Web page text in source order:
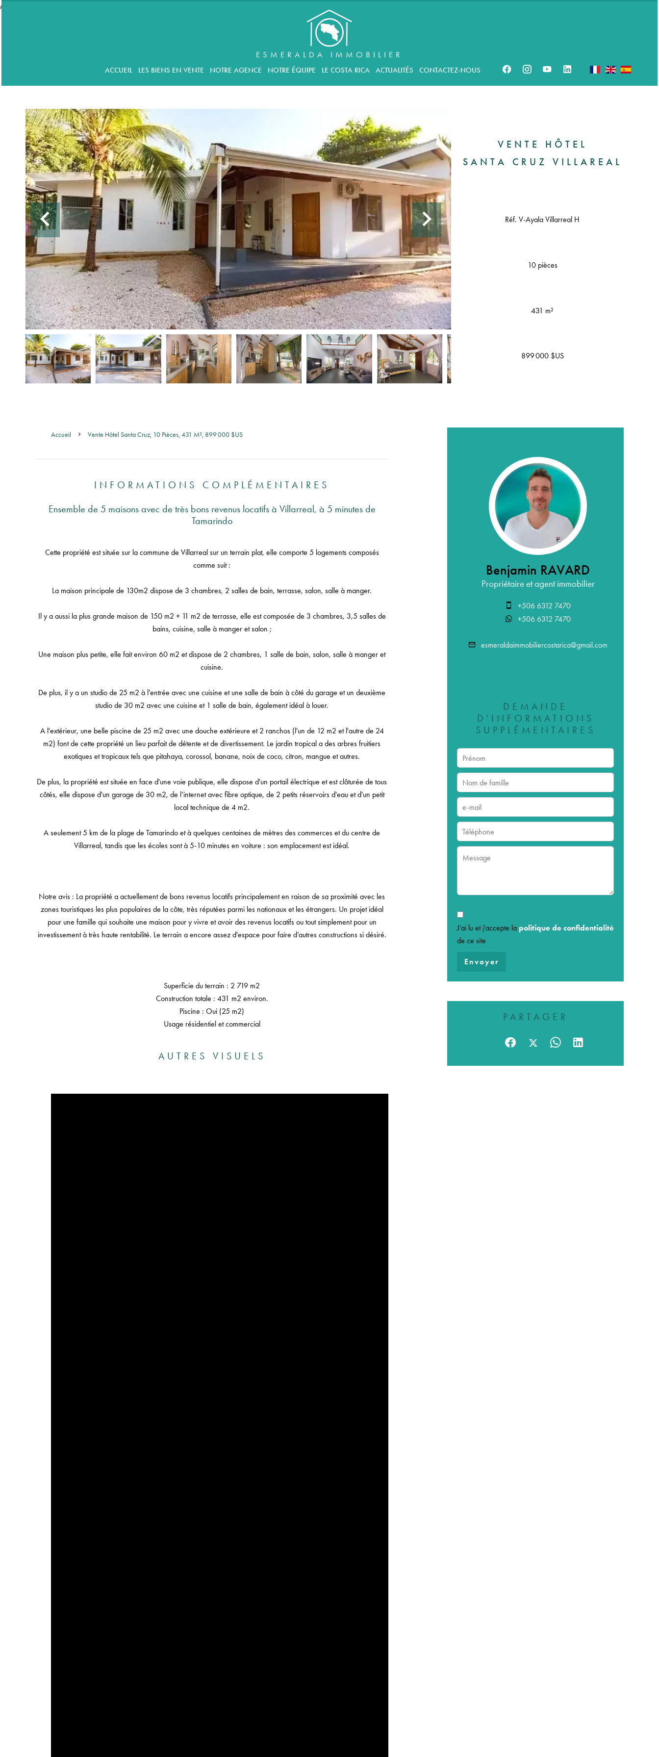
//accordeon
ESMERALDA IMMOBILIER
ACCUEIL LES BIENS EN VENTE NOTRE AGENCE NOTRE ÉQUIPE LE COSTA RICA ACTUALITÉS CONTACTEZ-NOUS
VENTE HÔTEL
SANTA CRUZ VILLAREAL
Réf. V-Ayala Villarreal H
10 pièces
431 m²
899 000 $US
Accueil Vente Hôtel Santa Cruz, 10 Pièces, 431 M², 899 000 $US
INFORMATIONS COMPLÉMENTAIRES
Ensemble de 5 maisons avec de très bons revenus locatifs à Villarreal, à 5 minutes de
Tamarindo
Cette propriété est située sur la commune de Villarreal sur un terrain plat, elle comporte 5 logements composés
comme suit :
La maison principale de 130m2 dispose de 3 chambres, 2 salles de bain, terrasse, salon, salle à manger.
Il y a aussi la plus grande maison de 150 m2 + 11 m2 de terrasse, elle est composée de 3 chambres, 3,5 salles de
bains, cuisine, salle à manger et salon ;
Une maison plus petite, elle fait environ 60 m2 et dispose de 2 chambres, 1 salle de bain, salon, salle à manger et
cuisine.
De plus, il y a un studio de 25 m2 à l'entrée avec une cuisine et une salle de bain à côté du garage et un deuxième
studio de 30 m2 avec une cuisine et 1 salle de bain, également idéal à louer.
A l'extérieur, une belle piscine de 25 m2 avec une douche extérieure et 2 ranchos (l'un de 12 m2 et l'autre de 24
m2) font de cette propriété un lieu parfait de détente et de divertissement. Le jardin tropical a des arbres fruitiers
exotiques et tropicaux tels que pitahaya, corossol, banane, noix de coco, citron, mangue et autres.
De plus, la propriété est située en face d'une voie publique, elle dispose d'un portail électrique et est clôturée de tous
côtés, elle dispose d'un garage de 30 m2, de l’internet avec fibre optique, de 2 petits réservoirs d'eau et d'un petit
local technique de 4 m2.
A seulement 5 km de la plage de Tamarindo et à quelques centaines de mètres des commerces et du centre de
Villarreal, tandis que les écoles sont à 5-10 minutes en voiture : son emplacement est idéal.
Notre avis : La propriété a actuellement de bons revenus locatifs principalement en raison de sa proximité avec les
zones touristiques les plus populaires de la côte, très réputées parmi les nationaux et les étrangers. Un projet idéal
pour une famille qui souhaite une maison pour y vivre et avoir des revenus locatifs ou tout simplement pour un
investissement à très haute rentabilité. Le terrain a encore assez d'espace pour faire d’autres constructions si désiré.
Superficie du terrain : 2 719 m2
Construction totale : 431 m2 environ.
Piscine : Oui (25 m2)
Usage résidentiel et commercial
AUTRES VISUELS
Benjamin RAVARD
Propriétaire et agent immobilier
+506 6312 7470
+506 6312 7470
esmeraldaimmobiliercostarica@gmail.com
DEMANDE
D'INFORMATIONS
SUPPLÉMENTAIRES
J’ai lu et j'accepte la politique de confidentialité
de ce site
Envoyer
PARTAGER